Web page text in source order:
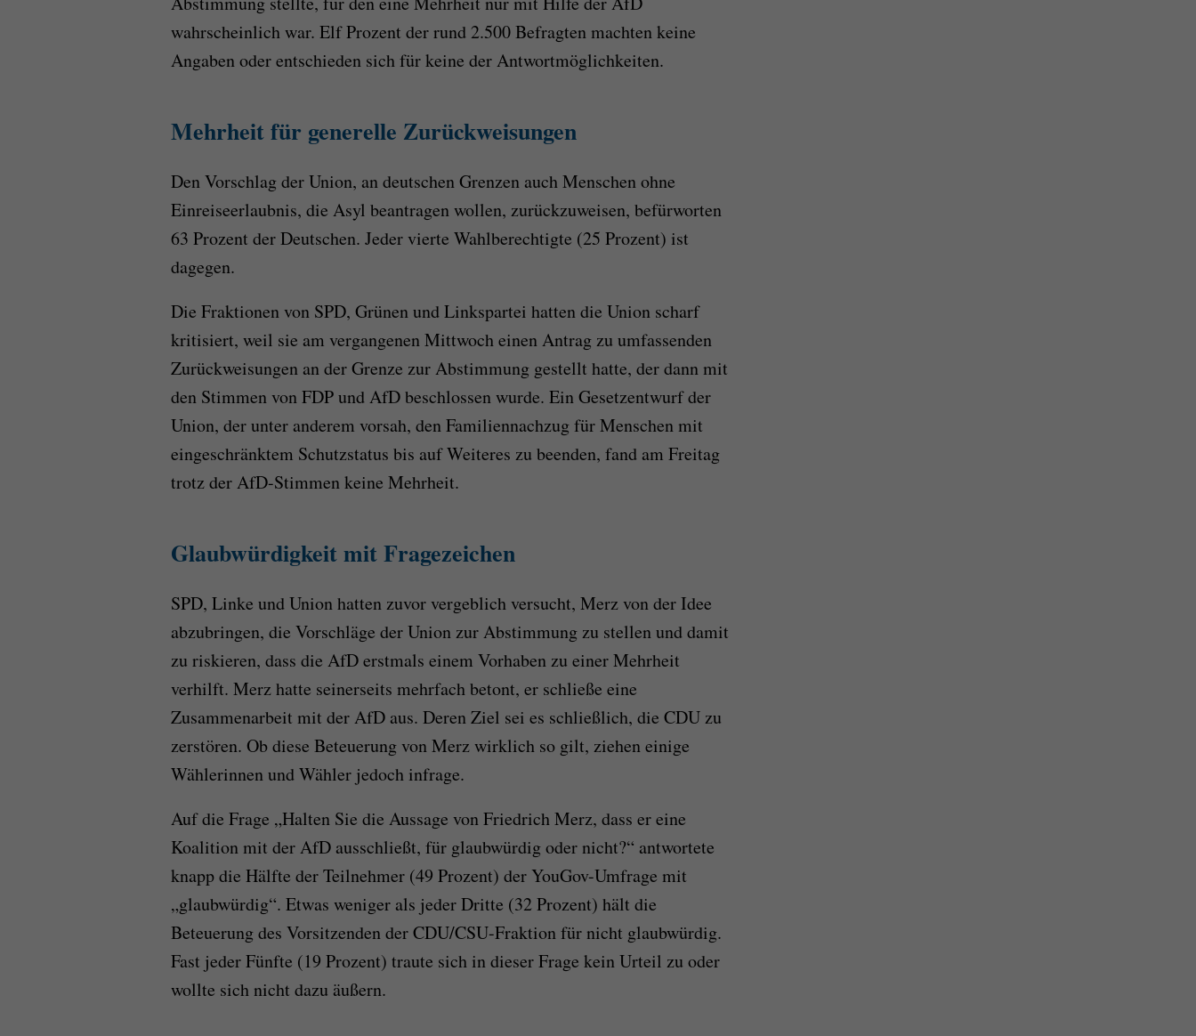
wahrscheinlich war. Elf Prozent der rund 2.500 Befragten machten keine
Angaben oder entschieden sich für keine der Antwortmöglichkeiten.
Mehrheit für generelle Zurückweisungen
Den Vorschlag der Union, an deutschen Grenzen auch Menschen ohne
Einreiseerlaubnis, die Asyl beantragen wollen, zurückzuweisen, befürworten
63 Prozent der Deutschen. Jeder vierte Wahlberechtigte (25 Prozent) ist
dagegen.
Die Fraktionen von SPD, Grünen und Linkspartei hatten die Union scharf
kritisiert, weil sie am vergangenen Mittwoch einen Antrag zu umfassenden
Zurückweisungen an der Grenze zur Abstimmung gestellt hatte, der dann mit
den Stimmen von FDP und AfD beschlossen wurde. Ein Gesetzentwurf der
Union, der unter anderem vorsah, den Familiennachzug für Menschen mit
eingeschränktem Schutzstatus bis auf Weiteres zu beenden, fand am Freitag
trotz der AfD-Stimmen keine Mehrheit.
Glaubwürdigkeit mit Fragezeichen
SPD, Linke und Union hatten zuvor vergeblich versucht, Merz von der Idee
abzubringen, die Vorschläge der Union zur Abstimmung zu stellen und damit
zu riskieren, dass die AfD erstmals einem Vorhaben zu einer Mehrheit
verhilft. Merz hatte seinerseits mehrfach betont, er schließe eine
Zusammenarbeit mit der AfD aus. Deren Ziel sei es schließlich, die CDU zu
zerstören. Ob diese Beteuerung von Merz wirklich so gilt, ziehen einige
Wählerinnen und Wähler jedoch infrage.
Auf die Frage „Halten Sie die Aussage von Friedrich Merz, dass er eine
Koalition mit der AfD ausschließt, für glaubwürdig oder nicht?“ antwortete
knapp die Hälfte der Teilnehmer (49 Prozent) der YouGov-Umfrage mit
„glaubwürdig“. Etwas weniger als jeder Dritte (32 Prozent) hält die
Beteuerung des Vorsitzenden der CDU/CSU-Fraktion für nicht glaubwürdig.
Fast jeder Fünfte (19 Prozent) traute sich in dieser Frage kein Urteil zu oder
wollte sich nicht dazu äußern.